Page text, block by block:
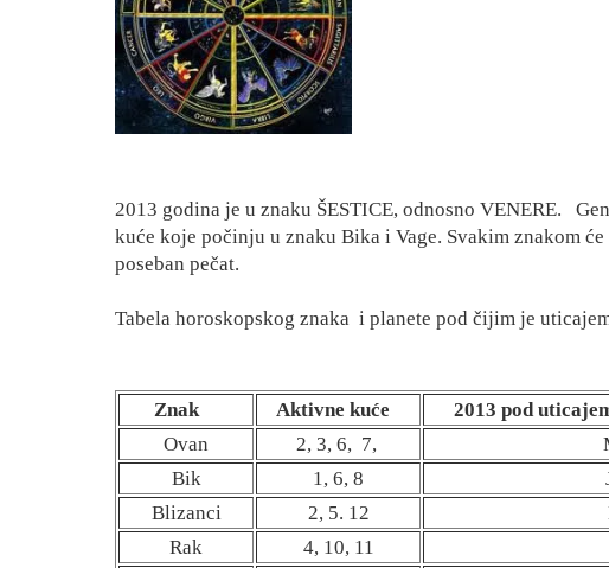
2013 godina je u znaku ŠESTICE, odnosno VENERE.
kuće koje počinju u znaku Bika i Vage. Svakim znakom će
poseban pečat.
Tabela horoskopskog znaka i planete pod čijim je
Znak Aktivne kuće
2013 pod
Ovan
2, 3, 6, 7,
Bik
1, 6, 8
Blizanci
2, 5. 12
Rak
4, 10, 11